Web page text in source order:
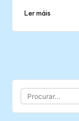
Ler máis
de
entradas
Buscar